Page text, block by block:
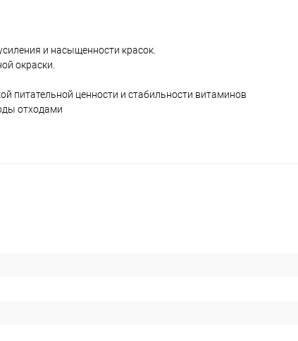
и насыщенности красок.
окраски.
питательной ценности и стабильности витаминов
отходами